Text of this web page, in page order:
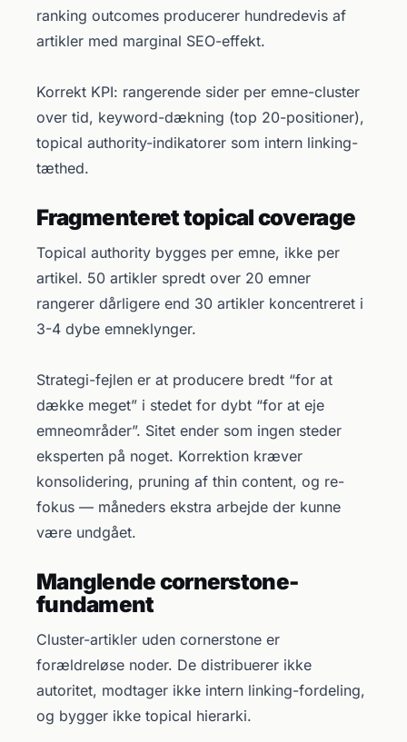
ranking outcomes producerer hundredevis af
artikler med marginal SEO-effekt.
Korrekt KPI: rangerende sider per emne-cluster
over tid, keyword-dækning (top 20-positioner),
topical authority-indikatorer som intern linking-
tæthed.
Fragmenteret topical coverage
Topical authority bygges per emne, ikke per
artikel. 50 artikler spredt over 20 emner
rangerer dårligere end 30 artikler koncentreret i
3-4 dybe emneklynger.
Strategi-fejlen er at producere bredt “for at
dække meget” i stedet for dybt “for at eje
emneområder”. Sitet ender som ingen steder
eksperten på noget. Korrektion kræver
konsolidering, pruning af thin content, og re-
fokus — måneders ekstra arbejde der kunne
være undgået.
Manglende cornerstone-
fundament
Cluster-artikler uden cornerstone er
forældreløse noder. De distribuerer ikke
autoritet, modtager ikke intern linking-fordeling,
og bygger ikke topical hierarki.